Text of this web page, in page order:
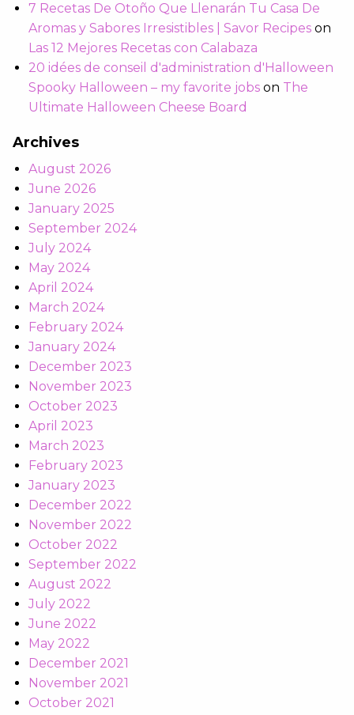
7 Recetas De Otoño Que Llenarán Tu Casa De
Aromas y Sabores Irresistibles | Savor Recipes on
Las 12 Mejores Recetas con Calabaza
20 idées de conseil d'administration d'Halloween
Spooky Halloween – my favorite jobs on The
Ultimate Halloween Cheese Board
Archives
August 2026
June 2026
January 2025
September 2024
July 2024
May 2024
April 2024
March 2024
February 2024
January 2024
December 2023
November 2023
October 2023
April 2023
March 2023
February 2023
January 2023
December 2022
November 2022
October 2022
September 2022
August 2022
July 2022
June 2022
May 2022
December 2021
November 2021
October 2021